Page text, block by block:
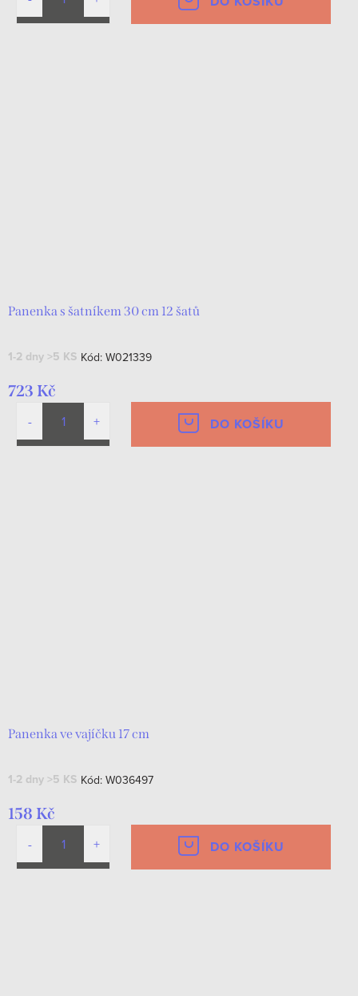
Panenka s šatníkem 30 cm 12 šatů
1-2 dny >5 KS Kód: W021339
723 Kč
DO KOŠÍKU
Panenka ve vajíčku 17 cm
1-2 dny >5 KS Kód: W036497
158 Kč
DO KOŠÍKU